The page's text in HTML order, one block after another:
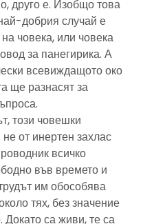
друго е. Изобщо това
добрия случай е
човека, или човека
за панегирика. А
всевиждащото око
ще разнасят за
този човешки
от инертен захлас
всичко
във времето и
им обособява
тях, без значение
Докато са живи, те са